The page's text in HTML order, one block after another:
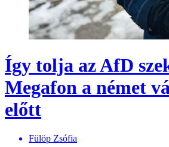
Így tolja az AfD
Megafon a német
előtt
Fülöp Zsófia